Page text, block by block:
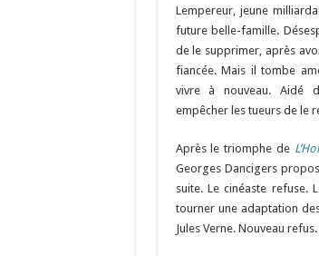
Lempereur, jeune
future belle-famille.
de le supprimer, après
fiancée. Mais il tombe
vivre à nouveau. Aidé
empêcher les tueurs de le
Après le triomphe de
Georges Dancigers
suite. Le cinéaste refuse.
tourner une adaptation
Jules Verne. Nouveau refus.